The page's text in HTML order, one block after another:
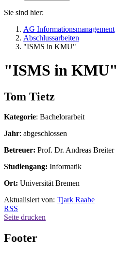
Sie sind hier:
AG Informationsmanagement
Abschlussarbeiten
"ISMS in KMU"
"ISMS in KMU"
Tom Tietz
Kategorie: Bachelorarbeit
Jahr: abgeschlossen
Betreuer: Prof. Dr. Andreas Breiter
Studiengang: Informatik
Ort: Universität Bremen
Aktualisiert von: Tjark Raabe
RSS
Seite drucken
Footer